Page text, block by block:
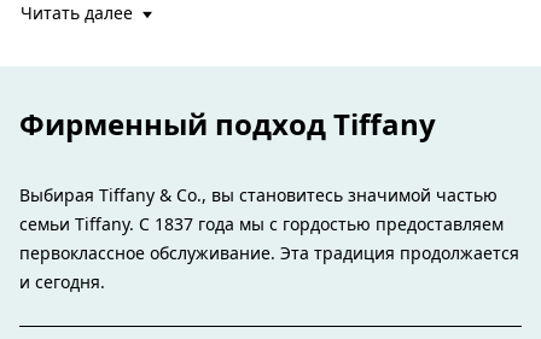
Читать далее
Фирменный подход Tiffany
Выбирая Tiffany & Co., вы становитесь значимой частью
семьи Tiffany. С 1837 года мы с гордостью предоставляем
первоклассное обслуживание. Эта традиция продолжается
и сегодня.